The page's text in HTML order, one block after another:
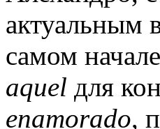
актуальным
самом
aquel для
enamorado,